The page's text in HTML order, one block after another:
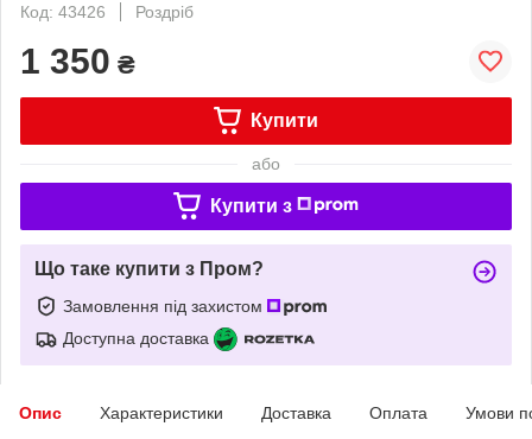
Код: 43426
Роздріб
1 350 ₴
Купити
або
Купити з
Що таке купити з Пром?
Замовлення під захистом
Доступна доставка
Опис Характеристики Доставка Оплата Умови